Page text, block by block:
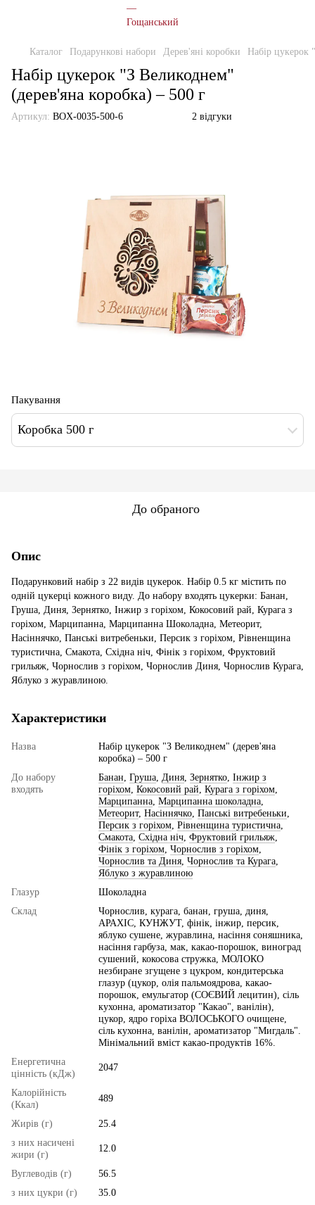
Каталог Подарункові набори Дерев'яні коробки Набір цукерок
Набір цукерок "З Великоднем"
(дерев'яна коробка) – 500 г
Артикул: BOX-0035-500-6 2 відгуки
Пакування
Коробка 500 г
До обраного
Опис
Подарунковий набір з 22 видів цукерок. Набір 0.5 кг містить по
одній цукерці кожного виду. До набору входять цукерки: Банан,
Груша, Диня, Зернятко, Інжир з горіхом, Кокосовий рай, Курага з
горіхом, Марципанна, Марципанна Шоколадна, Метеорит,
Насіннячко, Панські витребеньки, Персик з горіхом, Рівненщина
туристична, Смакота, Східна ніч, Фінік з горіхом, Фруктовий
грильяж, Чорнослив з горіхом, Чорнослив Диня, Чорнослив Курага,
Яблуко з журавлиною.
Характеристики
Назва
Набір цукерок "З Великоднем" (дерев'яна
коробка) – 500 г
До набору
входять
Банан Груша Диня Зернятко Інжир з
горіхом Кокосовий рай Курага з горіхом
Марципанна Марципанна шоколадна
Метеорит, Насіннячко Панські витребеньки
Персик з горіхом Рівненщина туристична
Смакота Східна ніч Фруктовий грильяж
Фінік з горіхом Чорнослив з горіхом
Чорнослив та Диня Чорнослив та Курага
Яблуко з журавлиною
Глазур
Шоколадна
Склад
Чорнослив, курага, банан, груша, диня,
АРАХІС, КУНЖУТ, фінік, інжир, персик,
яблуко сушене, журавлина, насіння соняшника,
насіння гарбуза, мак, какао-порошок, виноград
сушений, кокосова стружка, МОЛОКО
незбиране згущене з цукром, кондитерська
глазур (цукор, олія пальмоядрова, какао-
порошок, емульгатор (СОЄВИЙ лецитин), сіль
кухонна, ароматизатор "Какао", ванілін),
цукор, ядро горіха ВОЛОСЬКОГО очищене,
сіль кухонна, ванілін, ароматизатор "Мигдаль".
Мінімальний вміст какао-продуктів 16%.
Енергетична
цінність (кДж)
2047
Калорійність
(Ккал)
489
Жирів (г)
25.4
з них насичені
жири (г)
12.0
Вуглеводів (г)
56.5
з них цукри (г)
35.0